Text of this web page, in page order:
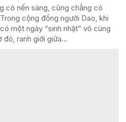
có nến sáng, cũng chẳng có
cộng đồng người Dao, khi
một ngày “sinh nhật” vô cùng
ranh giới giữa...